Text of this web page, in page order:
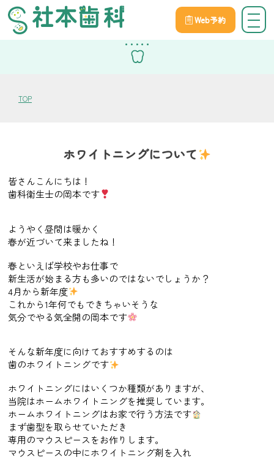
Web予約
スタッフブログ
TOP
ホワイトニングについて
皆さんこんにちは！
歯科衛生士の岡本です
ようやく昼間は暖かく
春が近づいて来ましたね！
春といえば学校やお仕事で
新生活が始まる方も多いのではないでしょうか？
4月から新年度
これから1年何でもできちゃいそうな
気分でやる気全開の岡本です
そんな新年度に向けておすすめするのは
歯のホワイトニングです
ホワイトニングにはいくつか種類がありますが、
当院はホームホワイトニングを推奨しています。
ホームホワイトニングはお家で行う方法です
まず歯型を取らせていただき
専用のマウスピースをお作りします。
マウスピースの中にホワイトニング剤を入れ